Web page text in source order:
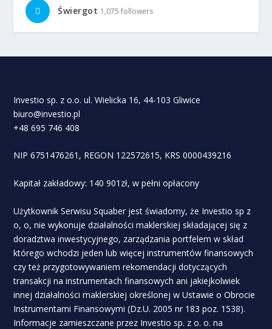
Świergot 1,075 followers
Investio sp. z o.o. ul. Wielicka 16, 44-103 Gliwice
biuro@investio.pl
+48 695 746 408
NIP 6751476261, REGON 122572615, KRS 0000439216
Kapitał zakładowy: 140 901zł, w pełni opłacony
Użytkownik Serwisu Squaber jest świadomy, że Investio sp z
o, o, nie wykonuje działalności maklerskiej składającej się z
doradztwa inwestycyjnego, zarządzania portfelem w skład
którego wchodzi jeden lub więcej instrumentów finansowych
czy też przygotowywaniem rekomendacji dotyczących
transakcji na instrumentach finansowych ani jakiejkolwiek
innej działalności maklerskiej określonej w Ustawie o Obrocie
Instrumentami Finansowymi (Dz.U. 2005 nr 183 poz. 1538).
Informacje zamieszczane przez Investio sp. z o. o. na